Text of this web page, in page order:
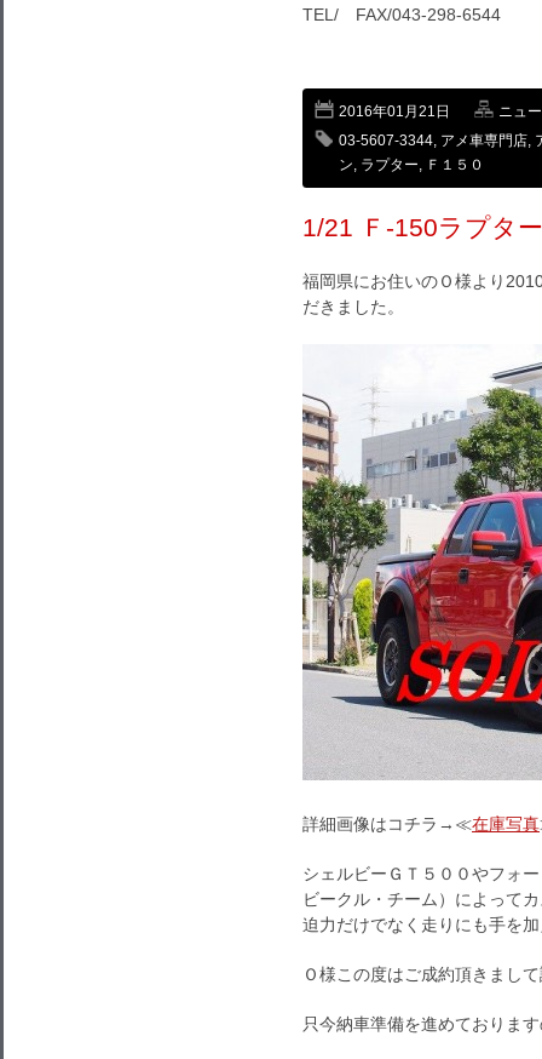
TEL/ FAX/043-298-6544
2016年01月21日
ニュ
03-5607-3344 アメ車専門店
ン ラプター Ｆ１５０
1/21 Ｆ-150ラプタ
福岡県にお住いのＯ様より
だきました。
詳細画像はコチラ→≪在庫写真
シェルビーＧＴ５００やフォ
ビークル・チーム）によって
迫力だけでなく走りにも手を
Ｏ様この度はご成約頂きまし
只今納車準備を進めておりま